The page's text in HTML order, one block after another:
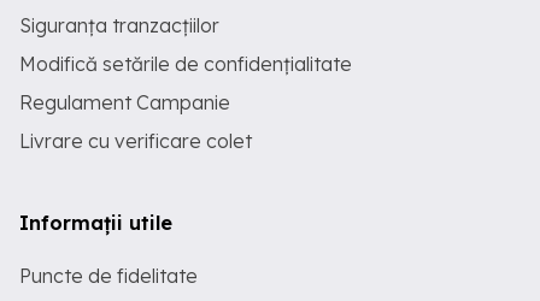
Siguranța tranzacțiilor
Modifică setările de confidențialitate
Regulament Campanie
Livrare cu verificare colet
Informații utile
Puncte de fidelitate